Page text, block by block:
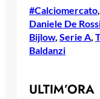
#Calciomercato,
Daniele De
Bijlow, Serie A,
Baldanzi
ULTIM’ORA